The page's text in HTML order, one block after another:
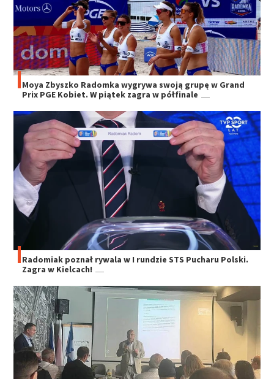
Moya Zbyszko Radomka wygrywa swoją grupę w Grand
Prix PGE Kobiet. W piątek zagra w półfinale
Radomiak poznał rywala w I rundzie STS Pucharu Polski.
Zagra w Kielcach!